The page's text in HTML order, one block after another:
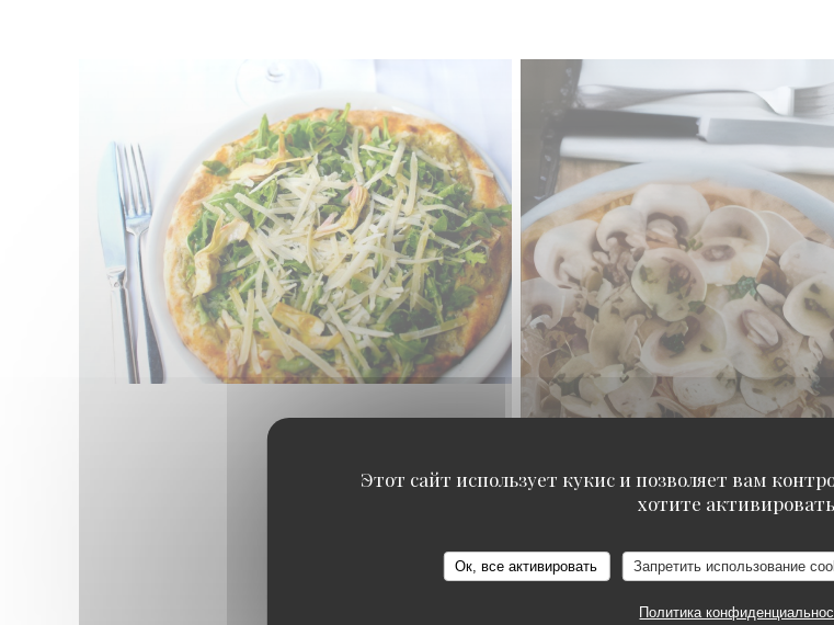
Этот сайт использует кукис и позволяет вам
хотите активировать
Ок, все активировать Запретить использование
Политика